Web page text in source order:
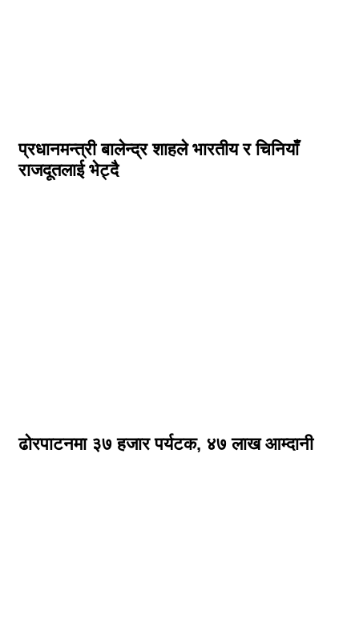
प्रधानमन्त्री बालेन्द्र शाहले भारतीय र चिनियाँ
राजदूतलाई भेट्दै
ढोरपाटनमा ३७ हजार पर्यटक, ४७ लाख आम्दानी